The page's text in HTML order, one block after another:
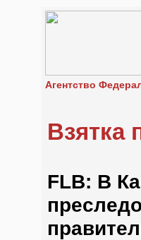
Агентство
Взятка
FLB: В